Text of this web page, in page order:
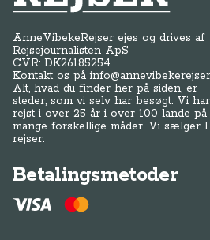
AnneVibekeRejser ejes og drives af
Rejsejournalisten ApS
CVR: DK26185254
Kontakt os på
Alt, hvad du finder her på siden, er
steder, som vi selv har besøgt. Vi har
rejst i over 25 år i over 100 lande på
mange forskellige måder. Vi sælger
rejser.
Betalingsmetoder